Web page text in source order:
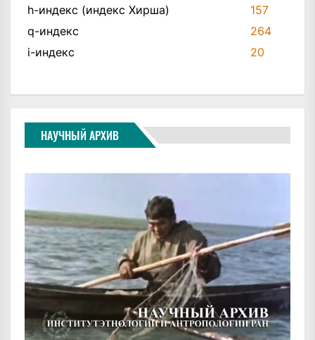
h-индекс (индекс Хирша)
157
q-индекс
264
i-индекс
20
НАУЧНЫЙ АРХИВ